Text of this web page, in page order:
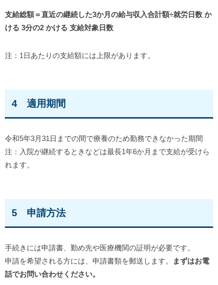
支給総額＝直近の継続した3か月の給与収入合計額÷就労日数 か
ける 3分の2 かける 支給対象日数
注：1日あたりの支給額には上限があります。
4 適用期間
令和5年3月31日までの間で療養のため勤務できなかった期間
注：入院が継続するときなどは最長1年6か月まで支給が受けら
れます。
5 申請方法
手続きには申請書、勤め先や医療機関の証明が必要です。
申請を希望される方には、申請書類を郵送します。
まずはお電
話でお問い合わせください。